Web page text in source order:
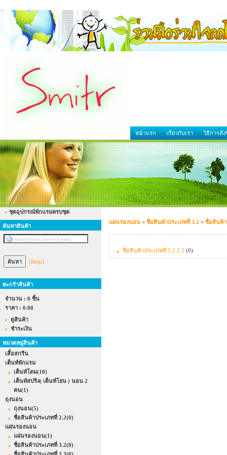
หน้าแรก เกี่ยวกับเรา วิธีการสั่ง
ชุดอุปกรณ์พักแรมครบชุด
ค้นหาสินค้า
[Help]
ตะกร้าสินค้า
จำนวน : 0 ชิ้น
ราคา : 0.00
ดูสินค้า
ชำระเงิน
หมวดหมู่สินค้า
เสื้อสกรีน
เต็นท์พักแรม
เต็นท์โดม(10)
เต็นท์สปริง( เต็นท์โยน ) นอน 2
คน(1)
ถุงนอน
ถุงนอน(5)
ชื่อสินค้าประเภทที่ 2.2(0)
แผ่นรองนอน
แผ่นรองนอน(1)
ชื่อสินค้าประเภทที่ 3.2(0)
แผ่นรองนอน > ชื่อสินค้าประเภทที่ 3.2 > ชื่อสินค้า
ชื่อสินค้าประเภทที่ 3.2.2.1 (0)